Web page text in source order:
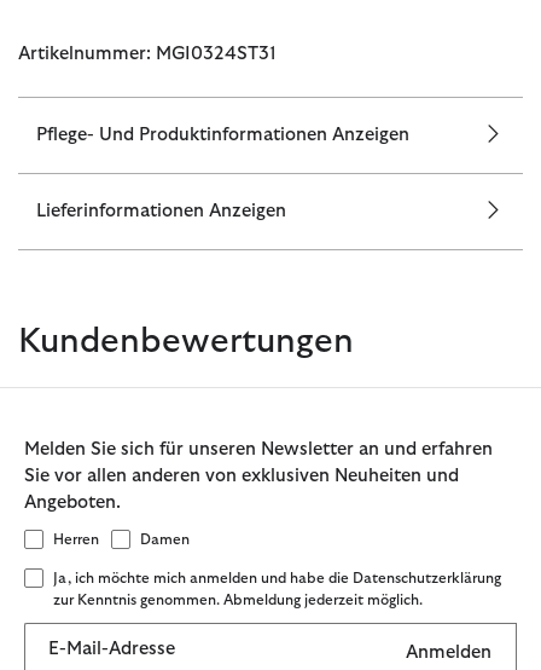
Artikelnummer: MGI0324ST31
Pflege- Und Produktinformationen Anzeigen
Lieferinformationen Anzeigen
Kundenbewertungen
Melden Sie sich für unseren Newsletter an und erfahren
Sie vor allen anderen von exklusiven Neuheiten und
Angeboten.
Herren Damen
Ja, ich möchte mich anmelden und habe die Datenschutzerklärung
zur Kenntnis genommen. Abmeldung jederzeit möglich.
E-Mail-Adresse Anmelden